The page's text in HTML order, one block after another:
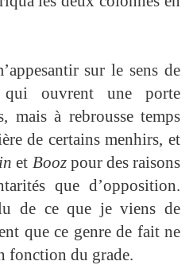
sur le sens de
ouvrent une porte
mais à rebrousse temps
de certains menhirs, et
et Boozpour des raisons
que d’opposition.
de ce que je viens de
que ce genre de fait ne
fonction du grade.